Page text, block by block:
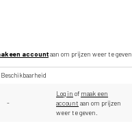
een accountaan om prijzen weer te geven.
Beschikbaarheid
-
Log in of maak een
account aan om prijzen
weer te geven.